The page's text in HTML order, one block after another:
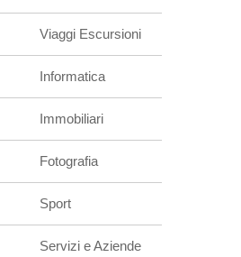
Viaggi Escursioni
Informatica
Immobiliari
Fotografia
Sport
Servizi e Aziende